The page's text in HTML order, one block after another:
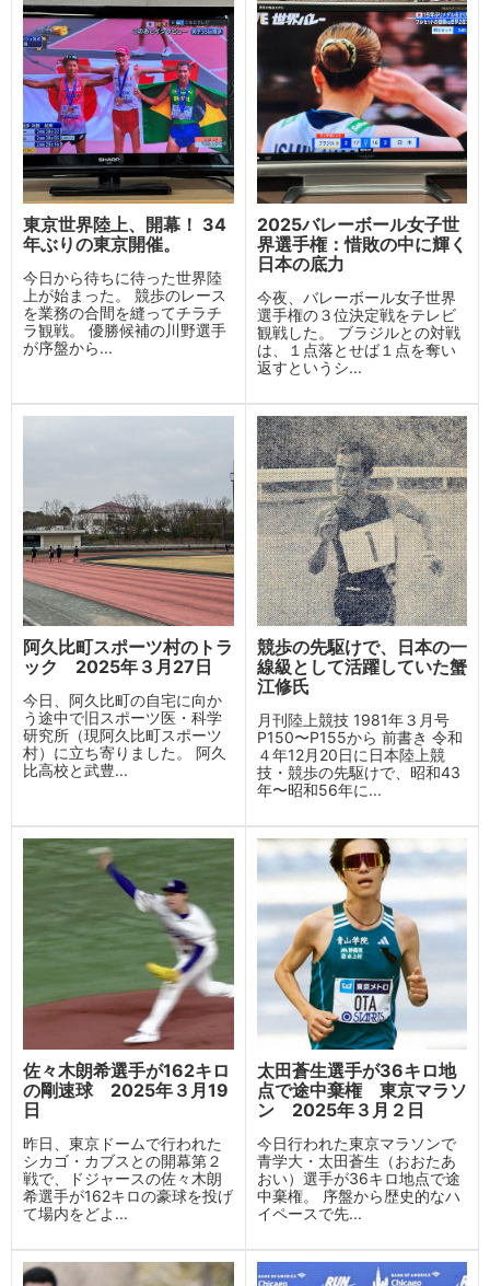
東京世界陸上、開幕！ 34
年ぶりの東京開催。
今日から待ちに待った世界陸
上が始まった。 競歩のレース
を業務の合間を縫ってチラチ
ラ観戦。 優勝候補の川野選手
が序盤から...
2025バレーボール女子世
界選手権：惜敗の中に輝く
日本の底力
今夜、バレーボール女子世界
選手権の３位決定戦をテレビ
観戦した。 ブラジルとの対戦
は、１点落とせば１点を奪い
返すというシ...
阿久比町スポーツ村のトラ
ック 2025年３月27日
今日、阿久比町の自宅に向か
う途中で旧スポーツ医・科学
研究所（現阿久比町スポーツ
村）に立ち寄りました。 阿久
比高校と武豊...
競歩の先駆けで、日本の一
線級として活躍していた蟹
江修氏
月刊陸上競技 1981年３月号
P150〜P155から 前書き 令和
４年12月20日に日本陸上競
技・競歩の先駆けで、昭和43
年〜昭和56年に...
佐々木朗希選手が162キロ
の剛速球 2025年３月19
日
昨日、東京ドームで行われた
シカゴ・カブスとの開幕第２
戦で、ドジャースの佐々木朗
希選手が162キロの豪球を投げ
て場内をどよ...
太田蒼生選手が36キロ地
点で途中棄権 東京マラソ
ン 2025年３月２日
今日行われた東京マラソンで
青学大・太田蒼生（おおたあ
おい）選手が36キロ地点で途
中棄権。 序盤から歴史的なハ
イペースで先...